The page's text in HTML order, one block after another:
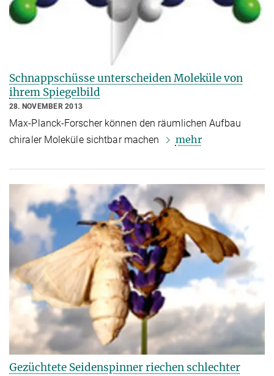
Schnappschüsse unterscheiden Moleküle von
ihrem Spiegelbild
28. NOVEMBER 2013
Max-Planck-Forscher können den räumlichen Aufbau
chiraler Moleküle sichtbar machen
mehr
Gezüchtete Seidenspinner riechen schlechter